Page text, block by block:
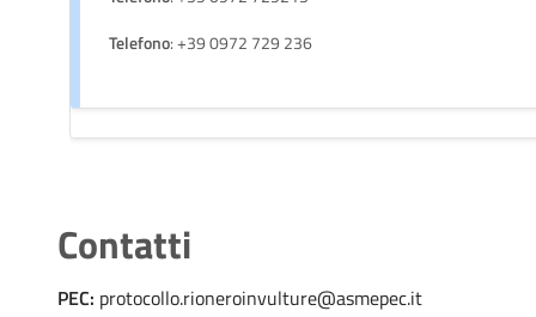
Telefono: +39 0972 729 236
Contatti
PEC: protocollo.rioneroinvulture@asmepec.it